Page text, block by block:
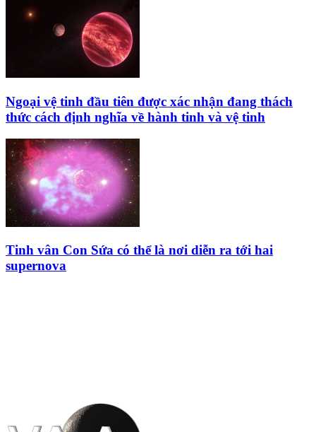
Ngoại vệ tinh đầu tiên được xác nhận đang thách
thức cách định nghĩa về hành tinh và vệ tinh
Tinh vân Con Sứa có thể là nơi diễn ra tới hai
supernova